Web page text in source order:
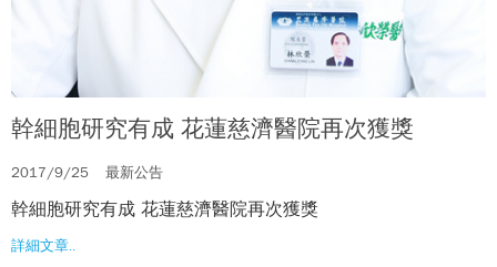
幹細胞研究有成 花蓮慈濟醫院再次獲獎
2017/9/25 最新公告
幹細胞研究有成 花蓮慈濟醫院再次獲獎
詳細文章..